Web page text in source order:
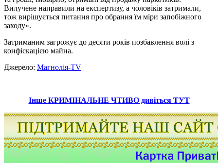
Вилучене направили на експертизу, а чоловіків затримали,
тож вирішується питання про обрання їм міри запобіжного
заходу».
Затриманим загрожує до десяти років позбавлення волі з
конфіскацією майна.
Джерело: Магнолія-TV
Інше КРИМІНАЛЬНЕ ЧТИВО дивіться ТУТ